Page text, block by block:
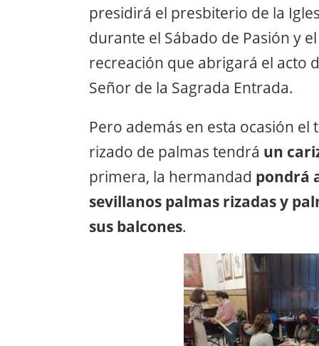
presidirá el presbiterio de la
durante el Sábado de Pasión y
recreación que abrigará el acto
Señor de la Sagrada Entrada.
Pero además en esta ocasión
rizado de palmas tendrá un
primera, la hermandad pondrá
sevillanos palmas rizadas y
sus balcones.